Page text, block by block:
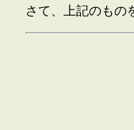
さて、上記のもの